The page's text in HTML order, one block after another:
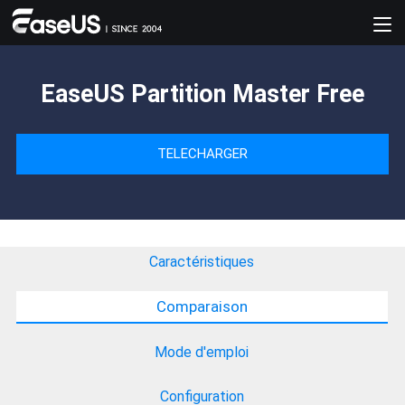
EaseUS Partition Master Free
TELECHARGER
Caractéristiques
Comparaison
Mode d'emploi
Configuration